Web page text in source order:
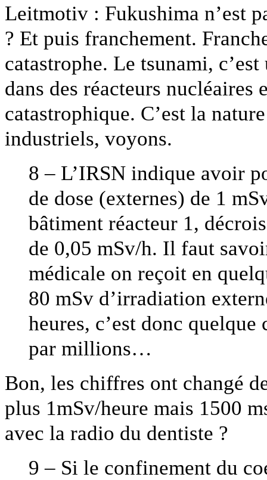
Leitmotiv : Fukushima n’est
? Et puis franchement.
catastrophe. Le tsunami,
dans des réacteurs nucléaires
catastrophique. C’est la
industriels, voyons.
8 – L’IRSN indique avoir
de dose (externes) de 1
bâtiment réacteur 1,
de 0,05 mSv/h. Il faut
médicale on reçoit en
80 mSv d’irradiation
heures, c’est donc
par millions…
Bon, les chiffres ont changé
plus 1mSv/heure mais 1500
avec la radio du dentiste ?
9 – Si le confinement du